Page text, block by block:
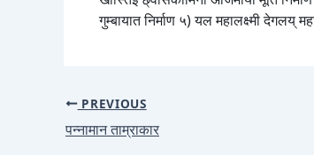
गुम्बायात निर्माण ५) यल महालक्ष्मी देगलय्
PREVIOUS
पन्नामान ताम्राकार